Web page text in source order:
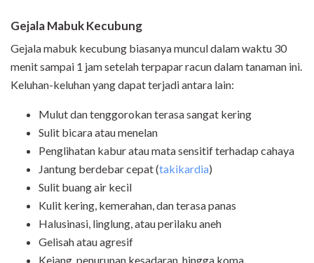
Gejala Mabuk Kecubung
Gejala mabuk kecubung biasanya muncul dalam waktu 30
menit sampai 1 jam setelah terpapar racun dalam tanaman ini.
Keluhan-keluhan yang dapat terjadi antara lain:
Mulut dan tenggorokan terasa sangat kering
Sulit bicara atau menelan
Penglihatan kabur atau mata sensitif terhadap cahaya
Jantung berdebar cepat (takikardia)
Sulit buang air kecil
Kulit kering, kemerahan, dan terasa panas
Halusinasi, linglung, atau perilaku aneh
Gelisah atau agresif
Kejang, penurunan kesadaran, hingga koma